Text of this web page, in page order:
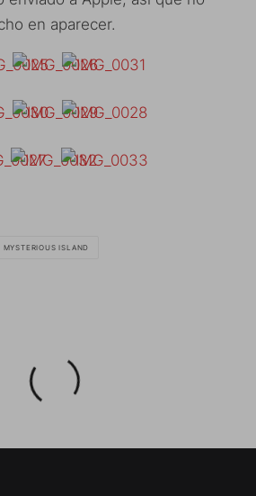
en aparecer.
MYSTERIOUS ISLAND